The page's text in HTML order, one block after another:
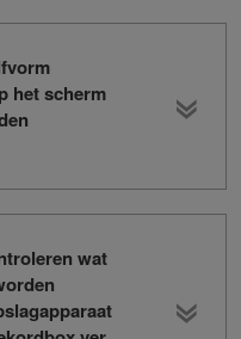
het scherm
wat